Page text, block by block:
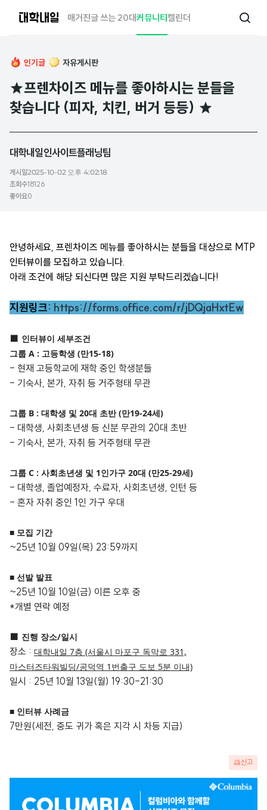
매거진글 쓰는 20대커뮤니티캘린더
검
인기글 자유게시판
★프렌차이즈 메뉴를 좋아하시는 분들을
찾습니다 (피자, 치킨, 버거 등등) ★
대학내일인사이트플래닝팀
게시일2025-10-02 오후 4:02:18
조회수18126
좋아요0
안녕하세요, 프렌차이즈 메뉴를 좋아하시는 분들을 대상으로 MTP
인터뷰이를 모집하고 있습니다.
아래 조건에 해당 되신다면 많은 지원 부탁드리겠습니다!
지원링크: https://forms.office.com/r/jDQjaHxtEw
■ 인터뷰이 세부조건
그룹 A : 고등학생 (만15-18)
- 현재 고등학교에 재학 중인 학생분들
- 기숙사, 본가, 자취 등 거주형태 무관
그룹 B : 대학생 및 20대 초반(만19-24세)
- 대학생, 사회초년생 등 신분 무관의 20대 초반
- 기숙사, 본가, 자취 등 거주형태 무관
그룹 C : 사회초년생 및 1인가구 20대 (만25-29세)
- 대학생, 졸업예정자, 수료자, 사회초년생, 인턴 등
- 혼자 자취 중인 1 인 가구 우대
■ 모집 기간
~25년 10월 09일(목) 23:59까지
■ 선발 발표
~25년 10월 10일(금) 이른 오후 중
*개별 연락 예정
■ 진행 장소/일시
장소 : 대학내일 7층 (서울시 마포구 독막로 331,
마스터즈타워빌딩/공덕역 1번출구 도보 5분 이내)
일시 : 25년 10월 13일(월) 19:30-21:30
■ 인터뷰 사례금
7만원(세전, 중도 귀가 혹은 지각 시 차등 지급)
신고